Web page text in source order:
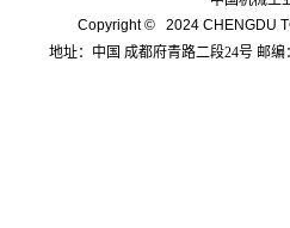
Copyright © 2024 CHENGDU
地址：中国 成都府青路二段24号 邮编